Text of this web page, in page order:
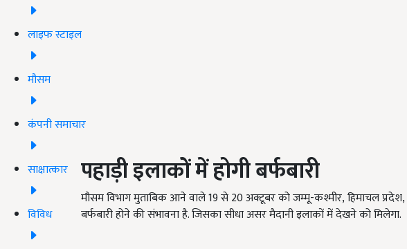
लाइफ स्टाइल
मौसम
कंपनी समाचार
साक्षात्कार
विविध
पहाड़ी इलाकों में होगी बर्फबारी
मौसम विभाग मुताबिक आने वाले19से20अक्टूबर को जम्मू-कश्मीर,हिमाचल प्रदेश,
बर्फबारी होने की संभावना है. जिसका सीधा असर मैदानी इलाकों में देखनेकोमिलेगा.